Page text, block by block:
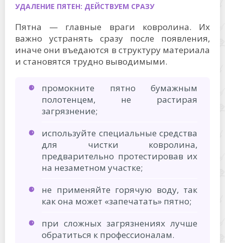
УДАЛЕНИЕ ПЯТЕН: ДЕЙСТВУЕМ СРАЗУ
Пятна — главные враги ковролина. Их
важно устранять сразу после появления,
иначе они въедаются в структуру материала
и становятся трудно выводимыми.
промокните пятно бумажным
полотенцем, не растирая
загрязнение;
используйте специальные средства
для чистки ковролина,
предварительно протестировав их
на незаметном участке;
не применяйте горячую воду, так
как она может «запечатать» пятно;
при сложных загрязнениях лучше
обратиться к профессионалам.